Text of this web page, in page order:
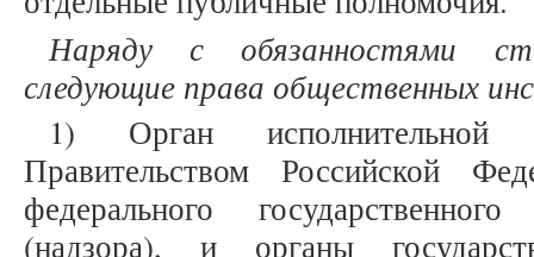
Наряду с обязанностями
следующие права общественных
1) Орган исполнительной
Правительством Российской
федерального
(надзора), и органы